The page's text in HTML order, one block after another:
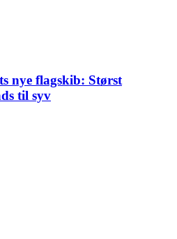
nye flagskib: Størst
til syv